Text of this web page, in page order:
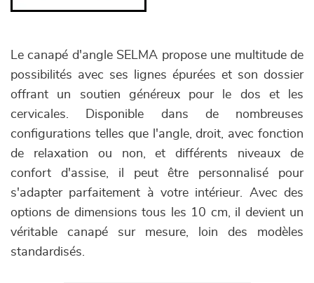
Le canapé d'angle SELMA propose une multitude de
possibilités avec ses lignes épurées et son dossier
offrant un soutien généreux pour le dos et les
cervicales. Disponible dans de nombreuses
configurations telles que l'angle, droit, avec fonction
de relaxation ou non, et différents niveaux de
confort d'assise, il peut être personnalisé pour
s'adapter parfaitement à votre intérieur. Avec des
options de dimensions tous les 10 cm, il devient un
véritable canapé sur mesure, loin des modèles
standardisés.